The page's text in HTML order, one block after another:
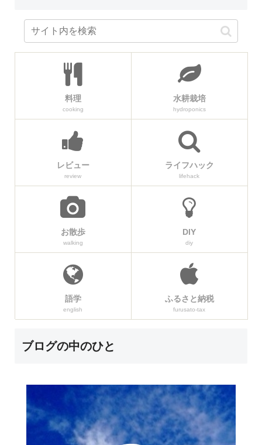
料理
cooking
水耕栽培
hydroponics
レビュー
review
ライフハック
lifehack
お散歩
walking
DIY
diy
語学
english
ふるさと納税
furusato-tax
ブログの中のひと